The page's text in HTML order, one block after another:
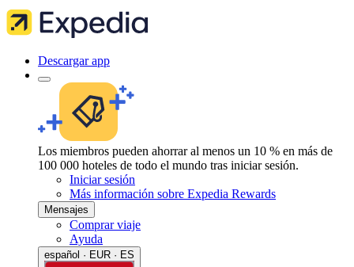
Descargar app
Los miembros pueden ahorrar al menos un 10 % en más de
100 000 hoteles de todo el mundo tras iniciar sesión.
Iniciar sesión
Más información sobre Expedia Rewards
Mensajes
Comprar viaje
Ayuda
español · EUR · ES